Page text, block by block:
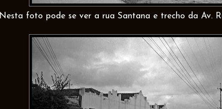
Nesta foto pode se ver a rua Santana e trecho da Av.